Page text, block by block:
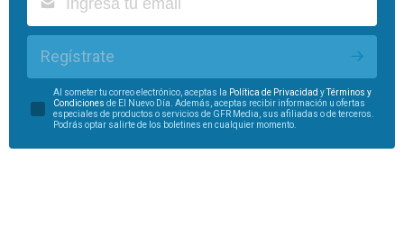
Regístrate
Al someter tu correo electrónico, aceptas la Política de Privacidad yTérminos y
Condiciones de El Nuevo Día. Además, aceptas recibir información u ofertas
especiales de productos o servicios de GFR Media, sus afiliadas o de terceros.
Podrás optar salirte de los boletines en cualquier momento.